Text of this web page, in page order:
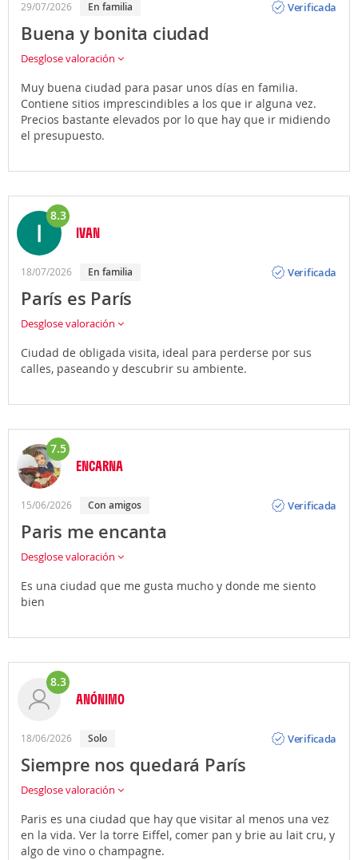
29/07/2026 en familia
Verificada
Buena y bonita ciudad
Desglose valoración
Muy buena ciudad para pasar unos días en familia.
Contiene sitios imprescindibles a los que ir alguna vez.
Precios bastante elevados por lo que hay que ir midiendo
el presupuesto.
8.3
IVAN
18/07/2026 en familia
Verificada
París es París
Desglose valoración
Ciudad de obligada visita, ideal para perderse por sus
calles, paseando y descubrir su ambiente.
7.5
ENCARNA
15/06/2026 con amigos
Verificada
Paris me encanta
Desglose valoración
Es una ciudad que me gusta mucho y donde me siento
bien
8.3
ANÓNIMO
18/06/2026 solo
Verificada
Siempre nos quedará París
Desglose valoración
Paris es una ciudad que hay que visitar al menos una vez
en la vida. Ver la torre Eiffel, comer pan y brie au lait cru, y
algo de vino o champagne.